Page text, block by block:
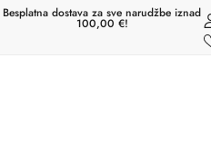
Besplatna dostava za sve narudžbe iznad
100,00 €!